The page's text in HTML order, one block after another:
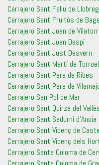
Cerrajero Sant Feliu de
Cerrajero Sant Fruitós de
Cerrajero Sant Joan de
Cerrajero Sant Joan Despí
Cerrajero Sant Just Desvern
Cerrajero Sant Martí de
Cerrajero Sant Pere de Ribes
Cerrajero Sant Pere de
Cerrajero San Pol de Mar
Cerrajero Sant Quirze del
Cerrajero Sant Sadurnì d’Anoia
Cerrajero Sant Vicenç de
Cerrajero Sant Vicenç dels
Cerrajero Santa Coloma de